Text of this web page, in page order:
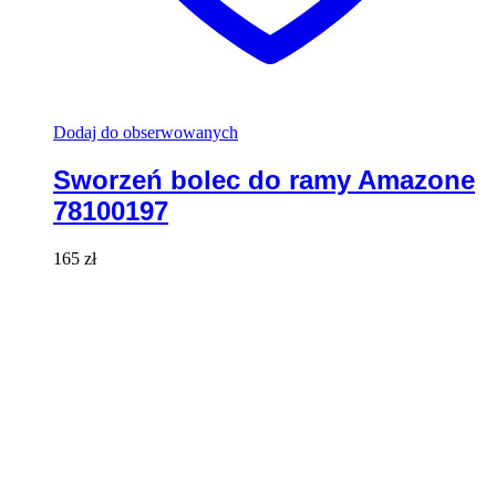
Dodaj do obserwowanych
Sworzeń bolec do ramy Amazone
78100197
165 zł